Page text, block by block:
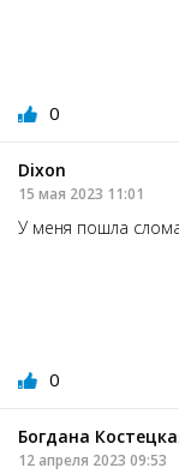
0
Dixon
15 мая 2023 11:01
У меня пошла
0
Богдана
12 апреля 2023 09:53